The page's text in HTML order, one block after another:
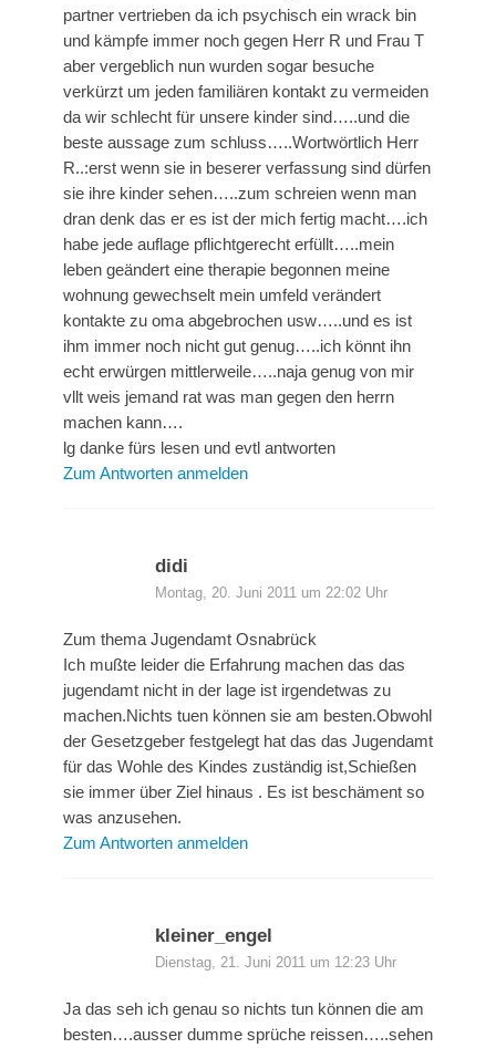
partner vertrieben da ich psychisch ein wrack bin
und kämpfe immer noch gegen Herr R und Frau T
aber vergeblich nun wurden sogar besuche
verkürzt um jeden familiären kontakt zu vermeiden
da wir schlecht für unsere kinder sind…..und die
beste aussage zum schluss…..Wortwörtlich Herr
R..:erst wenn sie in beserer verfassung sind dürfen
sie ihre kinder sehen…..zum schreien wenn man
dran denk das er es ist der mich fertig macht….ich
habe jede auflage pflichtgerecht erfüllt…..mein
leben geändert eine therapie begonnen meine
wohnung gewechselt mein umfeld verändert
kontakte zu oma abgebrochen usw…..und es ist
ihm immer noch nicht gut genug…..ich könnt ihn
echt erwürgen mittlerweile…..naja genug von mir
vllt weis jemand rat was man gegen den herrn
machen kann….
lg danke fürs lesen und evtl antworten
Zum Antworten anmelden
didi
Montag, 20. Juni 2011 um 22:02 Uhr
Zum thema Jugendamt Osnabrück
Ich mußte leider die Erfahrung machen das das
jugendamt nicht in der lage ist irgendetwas zu
machen.Nichts tuen können sie am besten.Obwohl
der Gesetzgeber festgelegt hat das das Jugendamt
für das Wohle des Kindes zuständig ist,Schießen
sie immer über Ziel hinaus . Es ist beschäment so
was anzusehen.
Zum Antworten anmelden
kleiner_engel
Dienstag, 21. Juni 2011 um 12:23 Uhr
Ja das seh ich genau so nichts tun können die am
besten….ausser dumme sprüche reissen…..sehen